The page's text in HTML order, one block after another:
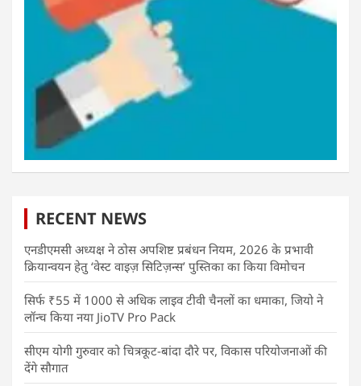
RECENT NEWS
एनडीएमसी अध्यक्ष ने ठोस अपशिष्ट प्रबंधन नियम, 2026 के प्रभावी
क्रियान्वयन हेतु ‘वेस्ट वाइज़ सिटिज़न्स’ पुस्तिका का किया विमोचन
सिर्फ ₹55 में 1000 से अधिक लाइव टीवी चैनलों का धमाका, जियो ने
लॉन्च किया नया JioTV Pro Pack
सीएम योगी गुरुवार को चित्रकूट-बांदा दौरे पर, विकास परियोजनाओं की
देंगे सौगात